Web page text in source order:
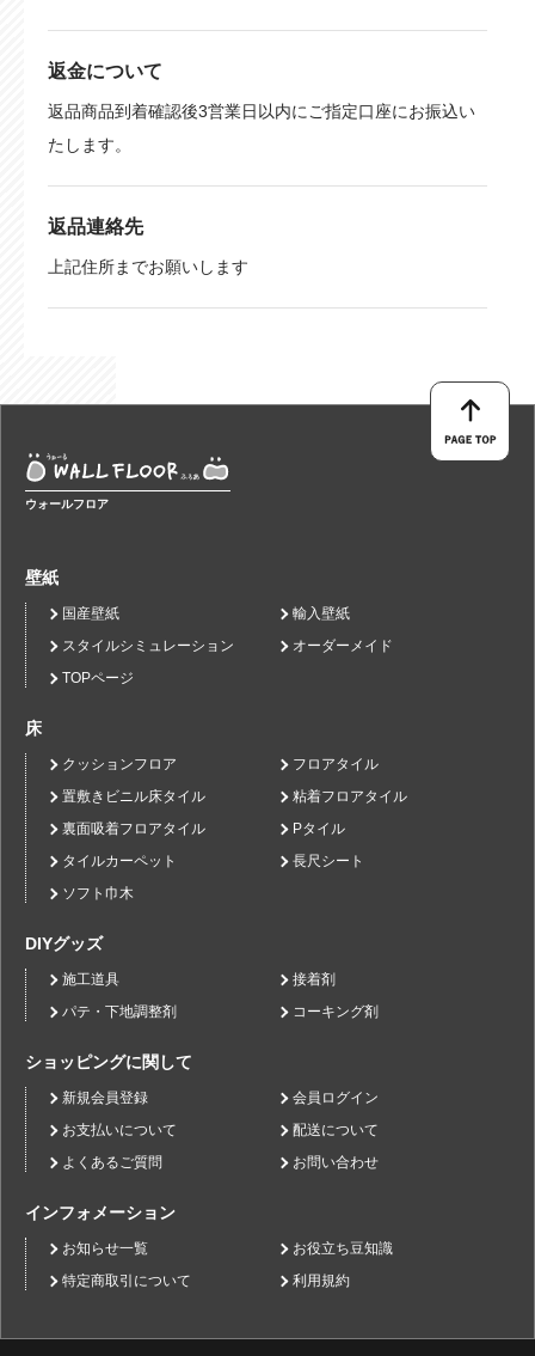
返金について
返品商品到着確認後3営業日以内にご指定口座にお振込い
たします。
返品連絡先
上記住所までお願いします
ウォールフロア
壁紙
国産壁紙
輸入壁紙
スタイルシミュレーション
オーダーメイド
TOPページ
床
クッションフロア
フロアタイル
置敷きビニル床タイル
粘着フロアタイル
裏面吸着フロアタイル
Pタイル
タイルカーペット
長尺シート
ソフト巾木
DIYグッズ
施工道具
接着剤
パテ・下地調整剤
コーキング剤
ショッピングに関して
新規会員登録
会員ログイン
お支払いについて
配送について
よくあるご質問
お問い合わせ
インフォメーション
お知らせ一覧
お役立ち豆知識
特定商取引について
利用規約